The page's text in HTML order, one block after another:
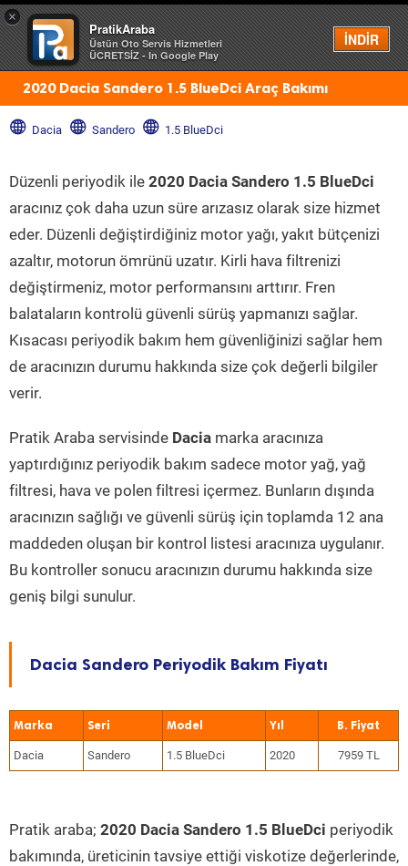
×
PratikAraba
Üstün Oto Servis Hizmetleri
ÜCRETSİZ - In Google Play
İNDİR
Menü
2020 Dacia Sandero 1.5 BlueDci Araç Bakımı
Dacia Sandero 1.5 BlueDci
Düzenli periyodik ile 2020 Dacia Sandero 1.5 BlueDci
aracınız çok daha uzun süre arızasız olarak size hizmet
eder. Düzenli değiştirdiğiniz motor yağı, yakıt bütçenizi
azaltır, motorun ömrünü uzatır. Kirli hava filtrenizi
değiştirmeniz, motor performansını arttırır. Fren
balataların kontrolü güvenli sürüş yapmanızı sağlar.
Kısacası periyodik bakım hem güvenliğinizi sağlar hem
de aracınızın durumu hakkında size çok değerli bilgiler
verir.
Pratik Araba servisinde Dacia marka aracınıza
yaptırdığınız periyodik bakım sadece motor yağ, yağ
filtresi, hava ve polen filtresi içermez. Bunların dışında
aracınızın sağlığı ve güvenli sürüş için toplamda 12 ana
maddeden oluşan bir kontrol listesi aracınıza uygulanır.
Bu kontroller sonucu aracınızın durumu hakkında size
geniş bilgi sunulur.
Dacia Sandero Periyodik Bakım Fiyatı
Marka Seri Model Yıl
Dacia Sandero 1.5 BlueDci 2020 7959 TL
Pratik araba; 2020 Dacia Sandero 1.5 BlueDci periyodik
bakımında, üreticinin tavsiye ettiği viskotize değerlerinde,